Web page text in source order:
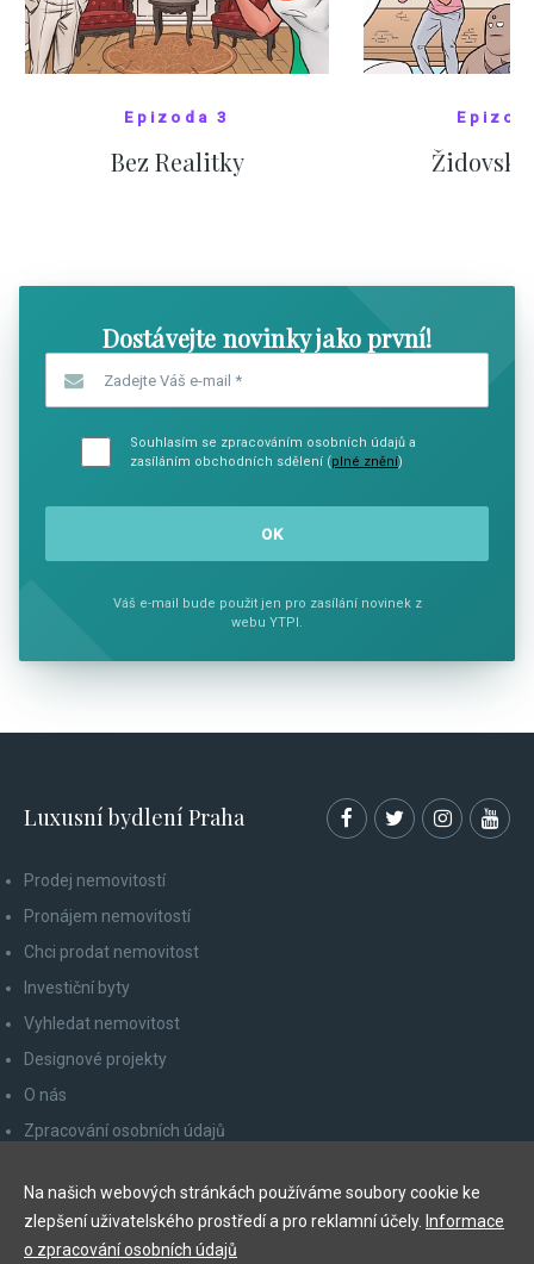
Epizoda 3
Bez Realitky
Dostávejte novinky jako první!
Souhlasím se zpracováním osobních údajů a
zasíláním obchodních sdělení (plné znění)
Váš e-mail bude použit jen pro zasílání novinek z
webu YTPI.
Luxusní bydlení Praha
Prodej nemovitostí
Pronájem nemovitostí
Chci prodat nemovitost
Investiční byty
Vyhledat nemovitost
Designové projekty
O nás
Zpracování osobních údajů
Odhlášení z newsletteru
Na našich webových stránkách používáme soubory cookie ke
zlepšení uživatelského prostředí a pro reklamní účely. Informace
o zpracování osobních údajů